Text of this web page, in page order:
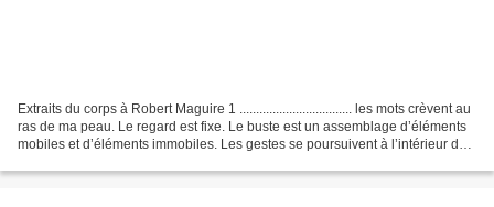
Extraits du corps à Robert Maguire 1 .................................. les mots crèvent au
ras de ma peau. Le regard est fixe. Le buste est un assemblage d’éléments
mobiles et d’éléments immobiles. Les gestes se poursuivent à l’intérieur de